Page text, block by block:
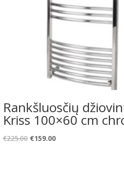
Rankšluosčių
Kriss 100×60 cm
€225.00 Original
€159.00Current